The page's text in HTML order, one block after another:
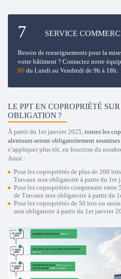
SERVICE
Besoin de renseignements pour la
votre bâtiment ? Contactez notre
80 du Lundi au Vendredi de 9h à 18h.
LE PPT EN COPROPRIÉTÉ
OBLIGATION ?
À partir du 1er janvier 2025, toutes les
alentours seront obligatoirement soumises
s’appliquer plus tôt, en fonction du
Ainsi :
Pour les copropriétés de plus de 200
Travaux sera obligatoire à partir du 1er
Pour les copropriétés comprenant
de Travaux sera obligatoire à partir du
Pour les copropriétés de 50 lots ou
sera obligatoire à partir du 1er janvier